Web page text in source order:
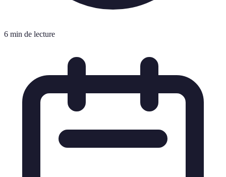
6 min de lecture